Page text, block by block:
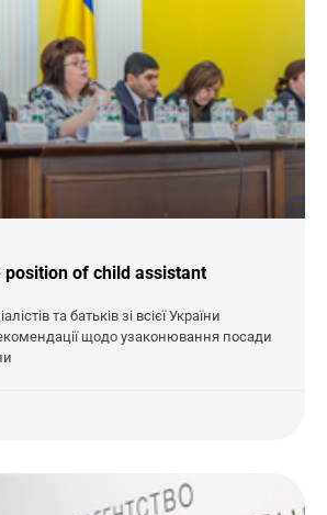
position of child assistant
та батьків зі всієї України
щодо узаконювання посади